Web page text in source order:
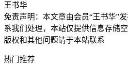
王书华
免责声明：本文章由会员“王书华”
系我们处理，本站仅提供信息存储
版权和其他问题请于本站联系
热门推荐